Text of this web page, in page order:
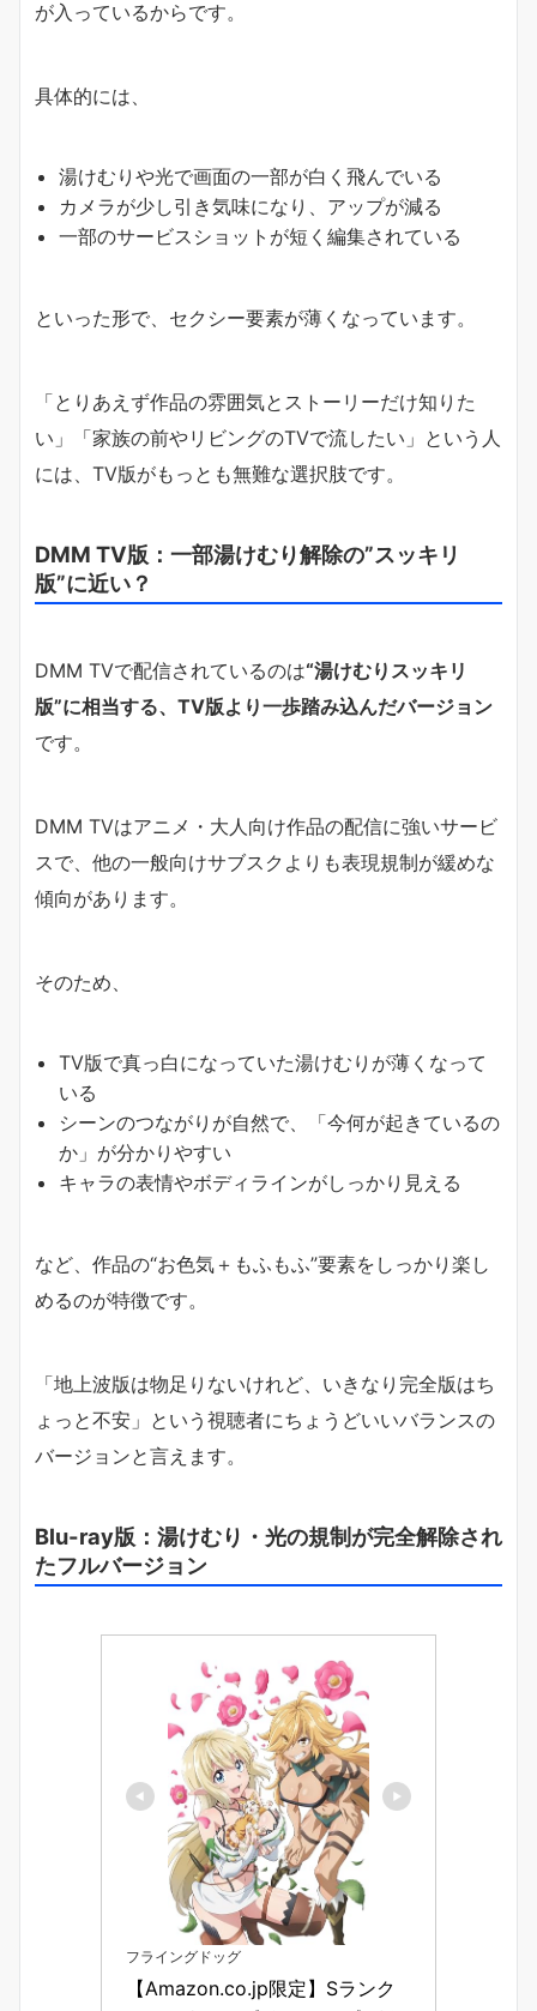
が入っているからです。
具体的には、
湯けむりや光で画面の一部が白く飛んでいる
カメラが少し引き気味になり、アップが減る
一部のサービスショットが短く編集されている
といった形で、セクシー要素が薄くなっています。
「とりあえず作品の雰囲気とストーリーだけ知りた
い」「家族の前やリビングのTVで流したい」という人
には、TV版がもっとも無難な選択肢です。
DMM TV版：一部湯けむり解除の”スッキリ
版”に近い？
DMM TVで配信されているのは“湯けむりスッキリ
版”に相当する、TV版より一歩踏み込んだバージョン
です。
DMM TVはアニメ・大人向け作品の配信に強いサービ
スで、他の一般向けサブスクよりも表現規制が緩めな
傾向があります。
そのため、
TV版で真っ白になっていた湯けむりが薄くなって
いる
シーンのつながりが自然で、「今何が起きているの
か」が分かりやすい
キャラの表情やボディラインがしっかり見える
など、作品の“お色気＋もふもふ”要素をしっかり楽し
めるのが特徴です。
「地上波版は物足りないけれど、いきなり完全版はち
ょっと不安」という視聴者にちょうどいいバランスの
バージョンと言えます。
Blu-ray版：湯けむり・光の規制が完全解除され
たフルバージョン
フライングドッグ
【Amazon.co.jp限定】Sランク